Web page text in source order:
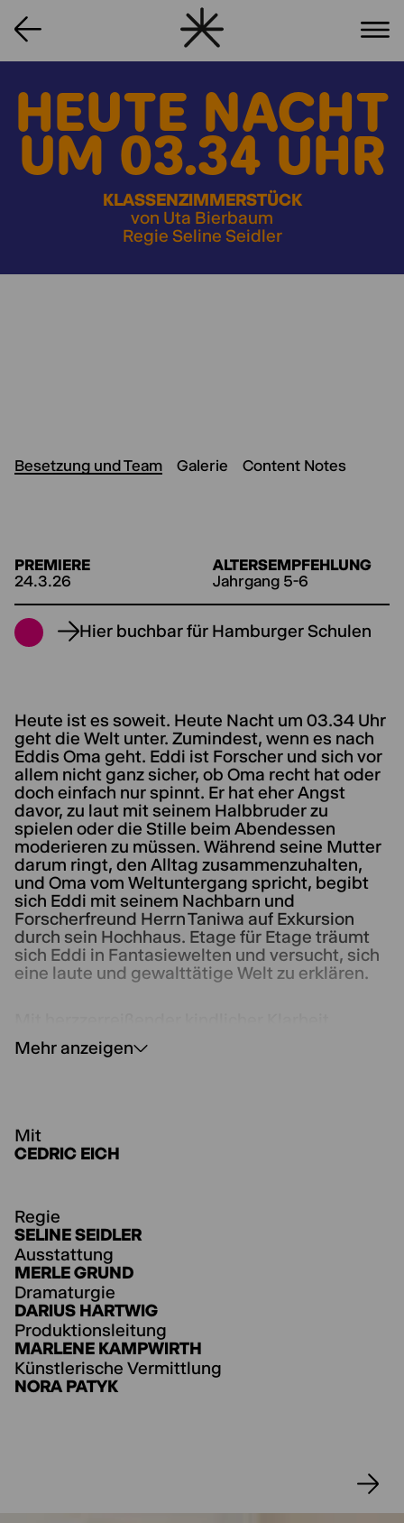
HEUTE NACHT
UM 03.34 UHR
KLASSENZIMMERSTÜCK
von Uta Bierbaum
Regie Seline Seidler
Besetzung und Team Galerie Content Notes
PREMIERE
24.3.26
ALTERSEMPFEHLUNG
Jahrgang 5-6
Hier buchbar für Hamburger Schulen
Heute ist es soweit. Heute Nacht um 03.34 Uhr
geht die Welt unter. Zumindest, wenn es nach
Eddis Oma geht. Eddi ist Forscher und sich vor
allem nicht ganz sicher, ob Oma recht hat oder
doch einfach nur spinnt. Er hat eher Angst
davor, zu laut mit seinem Halbbruder zu
spielen oder die Stille beim Abendessen
moderieren zu müssen. Während seine Mutter
darum ringt, den Alltag zusammenzuhalten,
und Oma vom Weltuntergang spricht, begibt
sich Eddi mit seinem Nachbarn und
Forscherfreund Herrn Taniwa auf Exkursion
durch sein Hochhaus. Etage für Etage träumt
sich Eddi in Fantasiewelten und versucht, sich
eine laute und gewalttätige Welt zu erklären.
beschreibt Eddi die Missstände in seiner
Familie als Normalität. Uta Bierbaums Stück
werden zu müssen.
Regisseurin Seline Seidler studierte Szenische
Künste an der Universität Hildesheim und
inszeniert erstmals das Klassenzimmerstück
am Thalia Theater. Mit unserem neuen
Klassenzimmerstück kommen wir direkt zu
Ihnen in Hamburgs Schule.
Mehr anzeigen
Mit
CEDRIC EICH
Regie
SELINE SEIDLER
Ausstattung
MERLE GRUND
Dramaturgie
DARIUS HARTWIG
Produktionsleitung
MARLENE KAMPWIRTH
Künstlerische Vermittlung
NORA PATYK